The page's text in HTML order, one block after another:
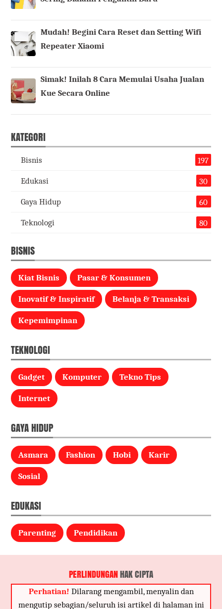
Mudah! Begini Cara Reset dan Setting Wifi
Repeater Xiaomi
Simak! Inilah 8 Cara Memulai Usaha Jualan
Kue Secara Online
KATEGORI
Bisnis 197
Edukasi 30
Gaya Hidup 60
Teknologi 80
BISNIS
Kiat Bisnis Pasar & Konsumen
Inovatif & Inspiratif Belanja & Transaksi
Kepemimpinan
TEKNOLOGI
Gadget Komputer Tekno Tips
Internet
GAYA HIDUP
Asmara Fashion Hobi Karir
Sosial
EDUKASI
Parenting Pendidikan
PERLINDUNGANHAK CIPTA
Perhatian! Dilarang mengambil, menyalin dan
mengutip sebagian/seluruh isi artikel di halaman ini